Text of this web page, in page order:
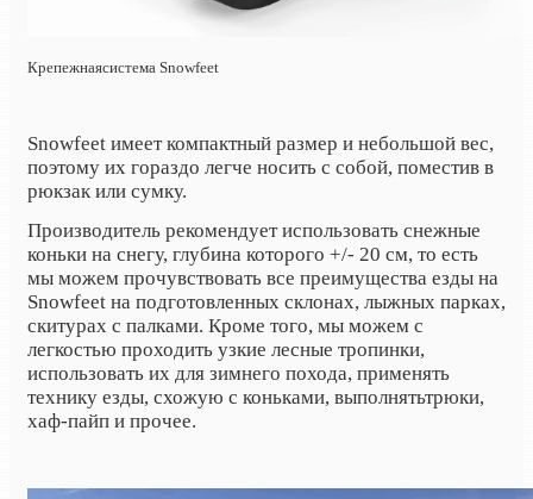
Крепежнаясистема Snowfeet
Snowfeet имеет компактный размер и небольшой вес,
поэтому их гораздо легче носить с собой, поместив в
рюкзак или сумку.
Производитель рекомендует использовать снежные
коньки на снегу, глубина которого +/- 20 см, то есть
мы можем прочувствовать все преимущества езды на
Snowfeet на подготовленных склонах, лыжных парках,
скитурах с палками. Кроме того, мы можем с
легкостью проходить узкие лесные тропинки,
использовать их для зимнего похода, применять
технику езды, схожую с коньками, выполнятьтрюки,
хаф-пайп и прочее.